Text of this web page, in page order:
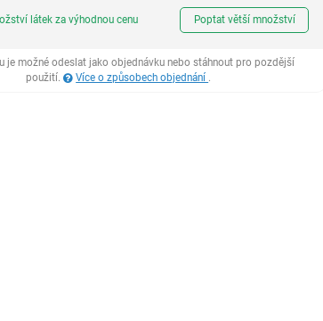
látek za výhodnou cenu Poptat větší množství
je možné odeslat jako objednávku nebo stáhnout pro pozdější
použití.
Více o způsobech objednání .